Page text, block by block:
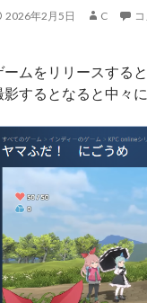
2026年2月5日 C
ームをリリースする
影するとなると中々に